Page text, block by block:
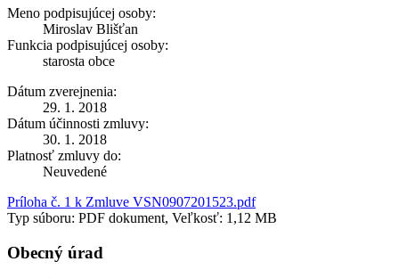
Meno podpisujúcej osoby:
Miroslav Blišťan
Funkcia podpisujúcej osoby:
starosta obce
Dátum zverejnenia:
29. 1. 2018
Dátum účinnosti zmluvy:
30. 1. 2018
Platnosť zmluvy do:
Neuvedené
Príloha č. 1 k Zmluve VSN0907201523.pdf
Typ súboru: PDF dokument, Veľkosť: 1,12 MB
Obecný úrad